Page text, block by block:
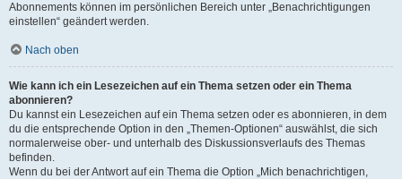
Abonnements können im persönlichen Bereich unter „Benachrichtigungen
einstellen“ geändert werden.
Nach oben
Wie kann ich ein Lesezeichen auf ein Thema setzen oder ein Thema
abonnieren?
Du kannst ein Lesezeichen auf ein Thema setzen oder es abonnieren, in dem
du die entsprechende Option in den „Themen-Optionen“ auswählst, die sich
normalerweise ober- und unterhalb des Diskussionsverlaufs des Themas
befinden.
Wenn du bei der Antwort auf ein Thema die Option „Mich benachrichtigen,